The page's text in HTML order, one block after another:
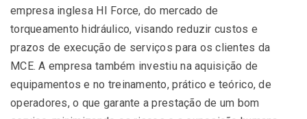
empresa inglesa HI Force, do mercado de
torqueamento hidráulico, visando reduzir custos e
prazos de execução de serviços para os clientes da
MCE. A empresa também investiu na aquisição de
equipamentos e no treinamento, prático e teórico, de
operadores, o que garante a prestação de um bom